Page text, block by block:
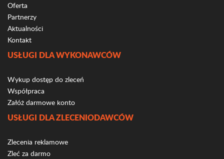
Oferta
Partnerzy
Aktualności
Kontakt
USŁUGI DLA WYKONAWCÓW
Wykup dostęp do zleceń
Współpraca
Załóż darmowe konto
USŁUGI DLA ZLECENIODAWCÓW
Zlecenia reklamowe
Zleć za darmo